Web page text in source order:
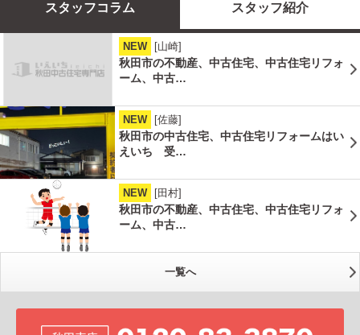
スタッフコラム スタッフ紹介
NEW [山崎]
秋田市の不動産、中古住宅、中古住宅リフォ
ーム、中古…
NEW [佐藤]
秋田市の中古住宅、中古住宅リフォームはい
えいち 受…
NEW [田村]
秋田市の不動産、中古住宅、中古住宅リフォ
ーム、中古…
一覧へ